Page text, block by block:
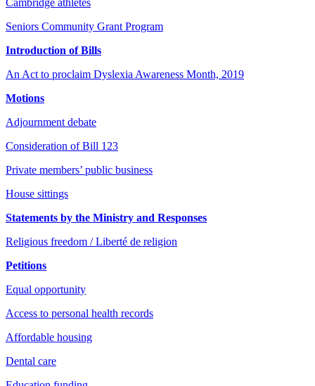
Seniors Community Grant Program
Introduction of Bills
An Act to proclaim Dyslexia Awareness Month, 2019
Motions
Adjournment debate
Consideration of Bill 123
Private members’ public business
House sittings
Statements by the Ministry and Responses
Religious freedom / Liberté de religion
Petitions
Equal opportunity
Access to personal health records
Affordable housing
Dental care